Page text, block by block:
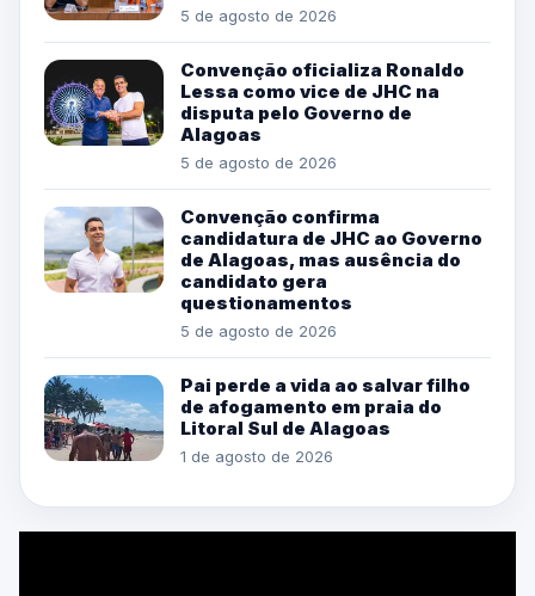
5 de agosto de 2026
Convenção oficializa Ronaldo
Lessa como vice de JHC na
disputa pelo Governo de
Alagoas
5 de agosto de 2026
Convenção confirma
candidatura de JHC ao Governo
de Alagoas, mas ausência do
candidato gera
questionamentos
5 de agosto de 2026
Pai perde a vida ao salvar filho
de afogamento em praia do
Litoral Sul de Alagoas
1 de agosto de 2026